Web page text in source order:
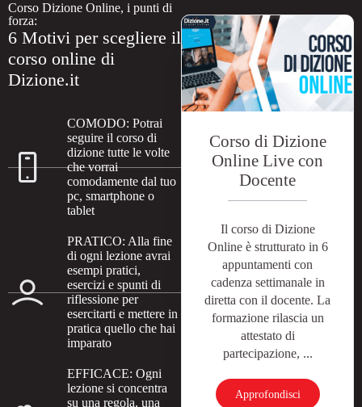
Corso Dizione Online, i punti di
forza:
6 Motivi per scegliere il
corso online di
Dizione.it
COMODO: Potrai
seguire il corso di
dizione tutte le volte
che vorrai
comodamente dal tuo
pc, smartphone o
tablet
PRATICO: Alla fine
di ogni lezione avrai
esempi pratici,
esercizi e spunti di
riflessione per
esercitarti e mettere in
pratica quello che hai
imparato
EFFICACE: Ogni
lezione si concentra
su una regola, una
Corso di Dizione
Online Live con
Docente
Il corso di Dizione
Online è strutturato in 6
appuntamenti con
cadenza settimanale in
diretta con il docente. La
formazione rilascia un
attestato di
partecipazione, ...
Approfondisci